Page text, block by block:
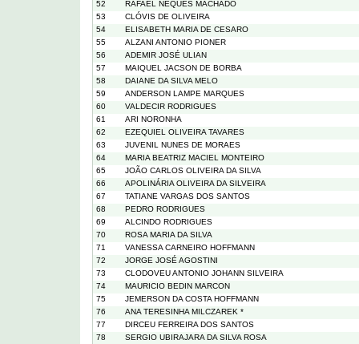
52
RAFAEL NEQUES MACHADO
53
CLÓVIS DE OLIVEIRA
54
ELISABETH MARIA DE CESARO
55
ALZANI ANTONIO PIONER
56
ADEMIR JOSÉ ULIAN
57
MAIQUEL JACSON DE BORBA
58
DAIANE DA SILVA MELO
59
ANDERSON LAMPE MARQUES
60
VALDECIR RODRIGUES
61
ARI NORONHA
62
EZEQUIEL OLIVEIRA TAVARES
63
JUVENIL NUNES DE MORAES
64
MARIA BEATRIZ MACIEL MONTEIRO
65
JOÃO CARLOS OLIVEIRA DA SILVA
66
APOLINÁRIA OLIVEIRA DA SILVEIRA
67
TATIANE VARGAS DOS SANTOS
68
PEDRO RODRIGUES
69
ALCINDO RODRIGUES
70
ROSA MARIA DA SILVA
71
VANESSA CARNEIRO HOFFMANN
72
JORGE JOSÉ AGOSTINI
73
CLODOVEU ANTONIO JOHANN SILVEIRA
74
MAURICIO BEDIN MARCON
75
JEMERSON DA COSTA HOFFMANN
76
ANA TERESINHA MILCZAREK *
77
DIRCEU FERREIRA DOS SANTOS
78
SERGIO UBIRAJARA DA SILVA ROSA